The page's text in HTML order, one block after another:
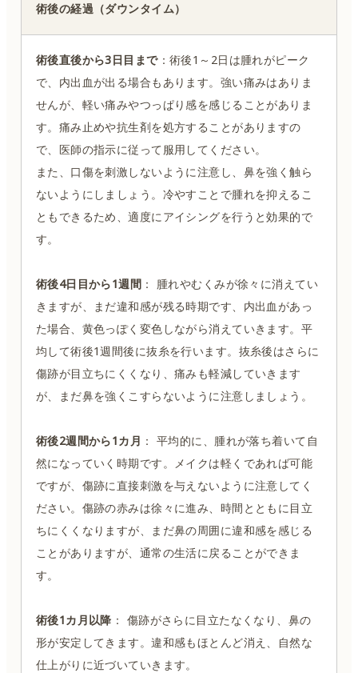
術後の経過（ダウンタイム）
術後直後から3日目まで：術後1～2日は腫れがピーク
で、内出血が出る場合もあります。強い痛みはありま
せんが、軽い痛みやつっぱり感を感じることがありま
す。痛み止めや抗生剤を処方することがありますの
で、医師の指示に従って服用してください。
また、口傷を刺激しないように注意し、鼻を強く触ら
ないようにしましょう。冷やすことで腫れを抑えるこ
ともできるため、適度にアイシングを行うと効果的で
す。
術後4日目から1週間 ： 腫れやむくみが徐々に消えてい
きますが、まだ違和感が残る時期です、内出血があっ
た場合、黄色っぽく変色しながら消えていきます。平
均して術後1週間後に抜糸を行います。抜糸後はさらに
傷跡が目立ちにくくなり、痛みも軽減していきます
が、まだ鼻を強くこすらないように注意しましょう。
術後2週間から1カ月 ： 平均的に、腫れが落ち着いて自
然になっていく時期です。メイクは軽くであれば可能
ですが、傷跡に直接刺激を与えないように注意してく
ださい。傷跡の赤みは徐々に進み、時間とともに目立
ちにくくなりますが、まだ鼻の周囲に違和感を感じる
ことがありますが、通常の生活に戻ることができま
す。
術後1カ月以降 ： 傷跡がさらに目立たなくなり、鼻の
形が安定してきます。違和感もほとんど消え、自然な
仕上がりに近づいていきます。